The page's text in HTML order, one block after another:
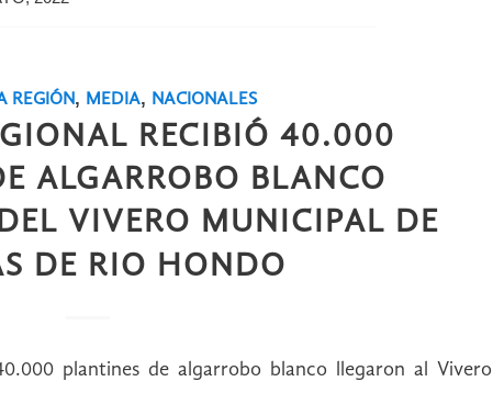
REGIÓN, MEDIA, NACIONALES
RECIBIÓ 40.000
ALGARROBO BLANCO
VIVERO MUNICIPAL DE
DE RIO HONDO
plantines de algarrobo blanco llegaron al Vivero